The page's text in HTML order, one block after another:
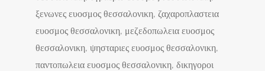
ξενωνες ευοσμος θεσσαλονικη, ζαχαροπλαστεια
ευοσμος θεσσαλονικη, μεζεδοπωλεια ευοσμος
θεσσαλονικη, ψησταριες ευοσμος θεσσαλονικη,
παντοπωλεια ευοσμος θεσσαλονικη, δικηγοροι